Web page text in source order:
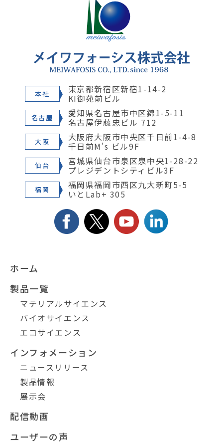
本社 東京都新宿区新宿1-14-2
KI御苑前ビル
名古屋 愛知県名古屋市中区錦1-5-11
名古屋伊藤忠ビル 712
大阪 大阪府大阪市中央区千日前1-4-8
千日前M's ビル9F
仙台 宮城県仙台市泉区泉中央1-28-22
プレジデントシティビル3F
福岡 福岡県福岡市西区九大新町5-5
いとLab+ 305
ホーム
製品一覧
マテリアルサイエンス
バイオサイエンス
エコサイエンス
インフォメーション
ニュースリリース
製品情報
展示会
配信動画
ユーザーの声